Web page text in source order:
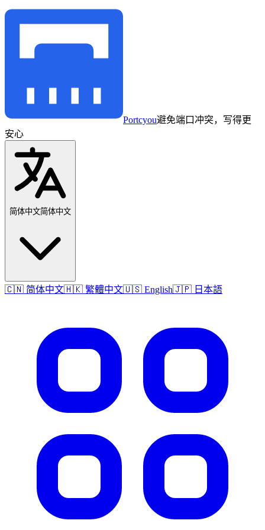
Portcyou避免端口冲突，写得更
安心
简体中文简体中文
🇨🇳 简体中文🇭🇰 繁體中文🇺🇸 English🇯🇵 日本語